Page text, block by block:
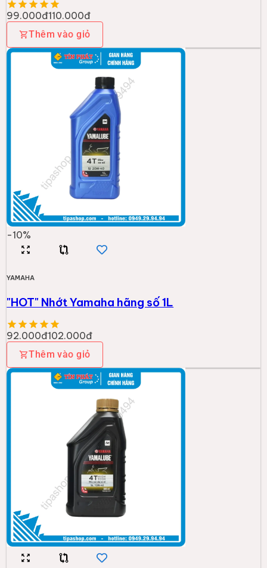
99.000đ110.000đ
Thêm vào giỏ
-10%
YAMAHA
"HOT" Nhớt Yamaha hãng số 1L
92.000đ102.000đ
Thêm vào giỏ